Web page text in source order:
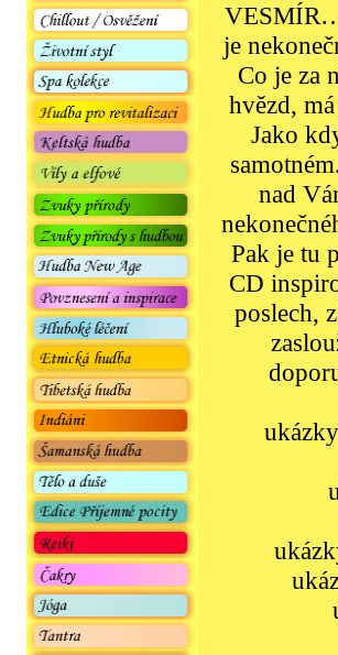
VESMÍR…
je
Co je za
hvězd,
Jako
nad
Pak je tu
CD
poslech,